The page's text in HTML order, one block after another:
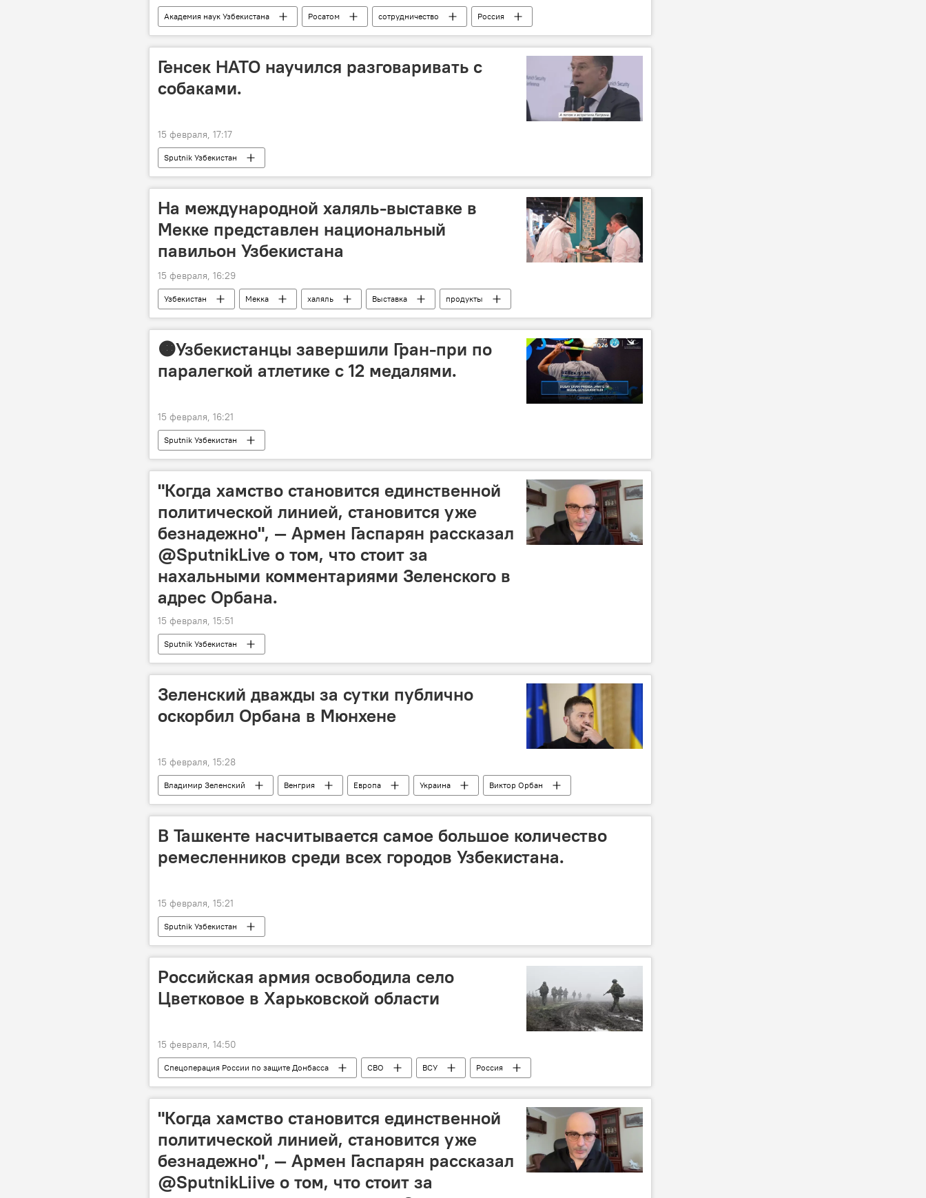
Академия наук Узбекистана Росатом сотрудничество
Россия
Узбекистан
Наука
Генсек НАТО научился разговаривать с
собаками.
15 февраля, 17:17
Sputnik Узбекистан
На международной халяль-выставке в
Мекке представлен национальный
павильон Узбекистана
15 февраля, 16:29
Узбекистан Мекка халяль Выставка
продукты
Саудовская Аравия
🟠Узбекистанцы завершили Гран-при по
паралегкой атлетике с 12 медалями.
15 февраля, 16:21
Sputnik Узбекистан
"Когда хамство становится единственной
политической линией, становится уже
безнадежно", — Армен Гаспарян рассказал
@SputnikLive о том, что стоит за
нахальными комментариями Зеленского в
адрес Орбана.
15 февраля, 15:51
Sputnik Узбекистан
Зеленский дважды за сутки публично
оскорбил Орбана в Мюнхене
15 февраля, 15:28
Владимир Зеленский Венгрия Европа Украина Виктор Орбан
В Ташкенте насчитывается самое большое количество
ремесленников среди всех городов Узбекистана.
15 февраля, 15:21
Sputnik Узбекистан
Российская армия освободила село
Цветковое в Харьковской области
15 февраля, 14:50
Спецоперация России по защите Донбасса СВО ВСУ
Россия
Минобороны РФ
спецоперация Украина
"Когда хамство становится единственной
политической линией, становится уже
безнадежно", — Армен Гаспарян рассказал
@SputnikLiive о том, что стоит за